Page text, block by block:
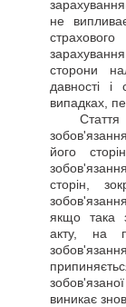
не
сторони
давності
випадках,
Стаття
його
сторін,
якщо така
акту, на
виникає